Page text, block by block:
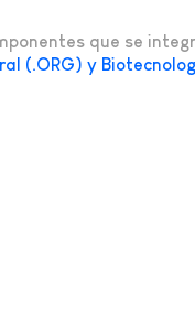
que se
(.ORG) y